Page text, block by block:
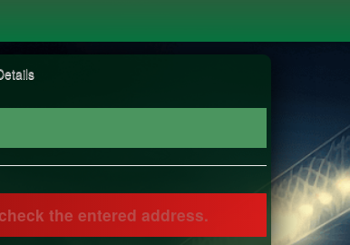
the entered address.